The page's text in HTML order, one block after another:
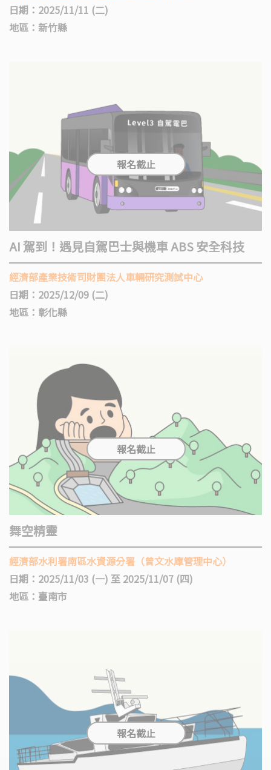
日期：2025/11/11 (二)
地區：新竹縣
AI 駕到！遇見自駕巴士與機車 ABS 安全科技
經濟部產業技術司財團法人車輛研究測試中心
日期：2025/12/09 (二)
地區：彰化縣
舞空精靈
經濟部水利署南區水資源分署（曾文水庫管理中心）
日期：2025/11/03 (一) 至 2025/11/07 (四)
地區：臺南市